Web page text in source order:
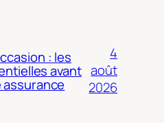
: les
avant
4
août
2026